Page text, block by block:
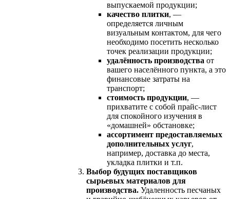
выпускаемой продукции;
качество плитки, —
определяется личным
визуальным контактом, для чего
необходимо посетить несколько
точек реализации продукции;
удалённость производства от
вашего населённого пункта, а это
финансовые затраты на
транспорт;
стоимость продукции, —
прихватите с собой прайс-лист
для спокойного изучения в
«домашней» обстановке;
ассортимент предоставляемых
дополнительных услуг,
например, доставка до места,
укладка плитки и т.п.
Выбор будущих поставщиков
сырьевых материалов для
производства. Удаленность песчаных